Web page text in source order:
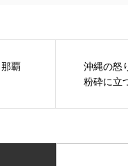
覇
沖縄の怒
粉砕に立